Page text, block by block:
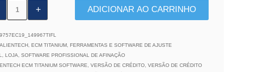
de
do
software
ADICIONAR AO CARRINHO
ALIENTECH, ECM TITANIUM, FERRAMENTAS E SOFTWARE DE AJUSTE
LOJA
SOFTWARE PROFISSIONAL DE AFINAÇÃO
ECM TITANIUM SOFTWARE VERSÃO DE CRÉDITO, VERSÃO DE CRÉDITO